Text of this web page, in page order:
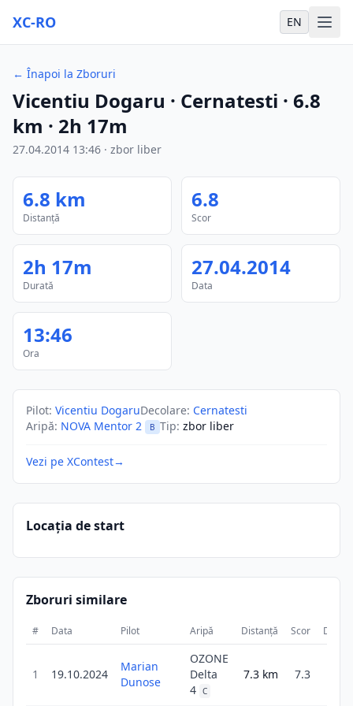
XC-RO EN
← Înapoi la Zboruri
Vicentiu Dogaru · Cernatesti · 6.8
km · 2h 17m
27.04.2014 13:46 · zbor liber
6.8 km
Distanță
6.8
Scor
2h 17m
Durată
27.04.2014
Data
13:46
Ora
Pilot: Vicentiu DogaruDecolare: Cernatesti
Aripă: NOVA Mentor 2 B Tip: zbor liber
Vezi pe XContest→
Locația de start
Zboruri similare
# Data Pilot Aripă Distanță Scor Durată
1 19.10.2024
Marian
Dunose
OZONE
Delta
4 C
7.3 km 7.3